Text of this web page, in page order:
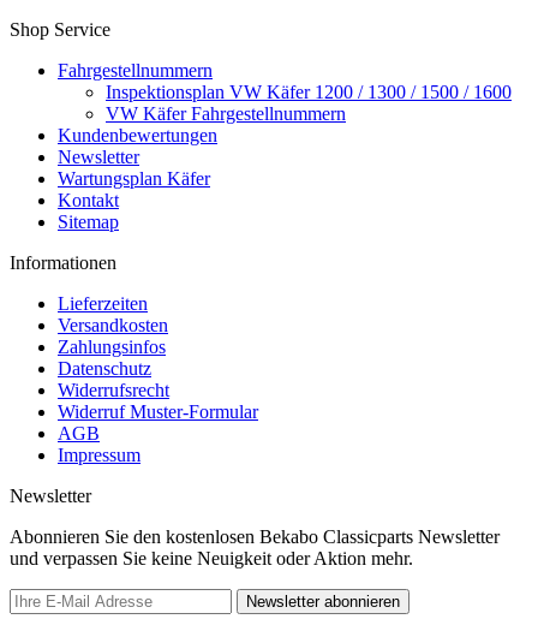
Shop Service
Fahrgestellnummern
Inspektionsplan VW Käfer 1200 / 1300 / 1500 / 1600
VW Käfer Fahrgestellnummern
Kundenbewertungen
Newsletter
Wartungsplan Käfer
Kontakt
Sitemap
Informationen
Lieferzeiten
Versandkosten
Zahlungsinfos
Datenschutz
Widerrufsrecht
Widerruf Muster-Formular
AGB
Impressum
Newsletter
Abonnieren Sie den kostenlosen Bekabo Classicparts Newsletter
und verpassen Sie keine Neuigkeit oder Aktion mehr.
Newsletter abonnieren